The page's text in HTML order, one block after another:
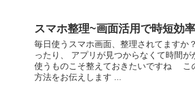
スマホ整理~画面活用で時短効
毎日使うスマホ画面、整理されてますか
ったり、 アプリが見つからなくて時間
使うものこそ整えておきたいですね こ
方法をお伝えします ...